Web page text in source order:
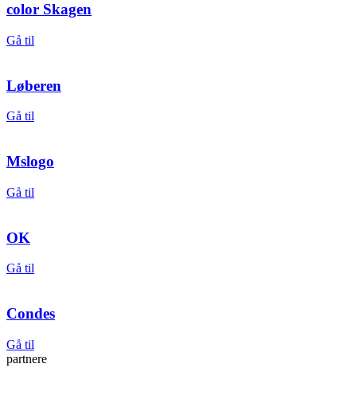
color Skagen
Gå til
Løberen
Gå til
Mslogo
Gå til
OK
Gå til
Condes
Gå til
partnere